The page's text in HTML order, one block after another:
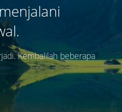
Kembalilah beberapa